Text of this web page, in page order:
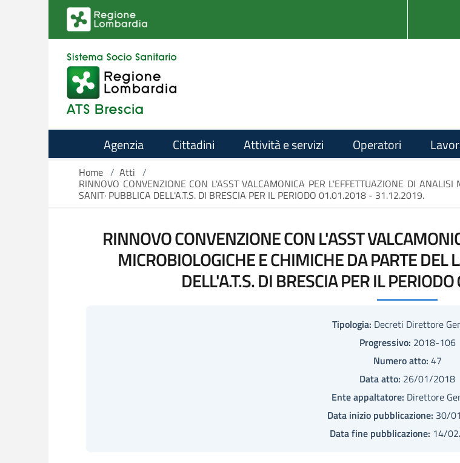
Salta al contenuto principale
Agenzia Cittadini Attività e servizi Operatori
Home / Atti /
RINNOVO CONVENZIONE CON L'ASST VALCAMONICA PER L'EFFETTUAZIONE DI
SANIT· PUBBLICA DELL'A.T.S. DI BRESCIA PER IL PERIODO 01.01.2018 - 31.12.2019.
RINNOVO CONVENZIONE CON L'ASST
MICROBIOLOGICHE E CHIMICHE DA PARTE DEL
DELL'A.T.S. DI BRESCIA PER IL
Tipologia: Decreti Direttore
Progressivo: 2018-106
Numero atto: 47
Data atto: 26/01/2018
Ente appaltatore: Direttore
Data inizio pubblicazione: 30/
Data fine pubblicazione: 14/